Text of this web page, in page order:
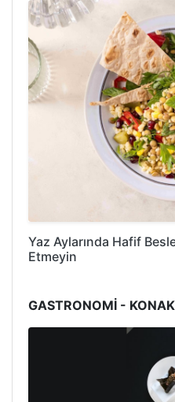
Yaz Aylarında Hafif
Etmeyin
GASTRONOMİ -